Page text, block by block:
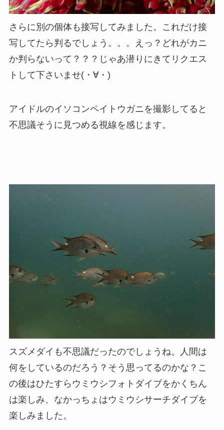
さらに別の個体も接写してみました。これだけ接
写してたら判るでしょう。。。えっ？どれがカニ
か判らないって？？？じゃあ潜りにきてリクエス
トして下さいませ(・∀・)
アイドルのイソコンペイトウガニを撮影してると
不思議そうに見つめる視線を感じます。
スズメダイも不思議だったのでしょうね。人間は
何をしているのだろう？そう思ってるのかな？こ
の後はひたすらウミウシフォトダイブをかくちん
は楽しみ、なかっちょはウミウシサーチダイブを
楽しみました。